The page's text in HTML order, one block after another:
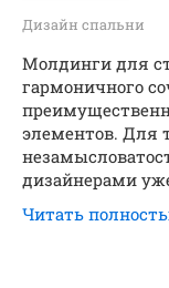
Дизайн спальни
Молдинги для
гармоничного
элементов. Для
дизайнерами
Читать